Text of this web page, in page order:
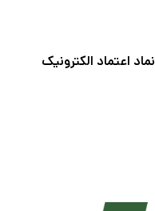
نماد اعتماد الکترونیک